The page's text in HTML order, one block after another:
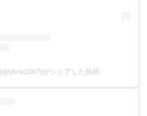
がシェアした投稿